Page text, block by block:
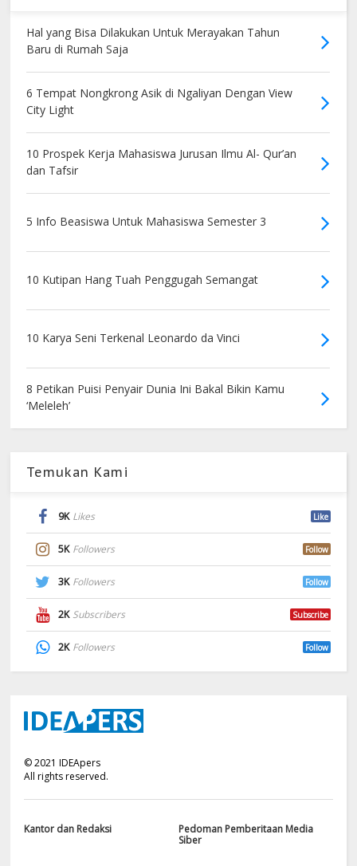
Hal yang Bisa Dilakukan Untuk Merayakan Tahun
Baru di Rumah Saja
6 Tempat Nongkrong Asik di Ngaliyan Dengan View
City Light
10 Prospek Kerja Mahasiswa Jurusan Ilmu Al- Qur’an
dan Tafsir
5 Info Beasiswa Untuk Mahasiswa Semester 3
10 Kutipan Hang Tuah Penggugah Semangat
10 Karya Seni Terkenal Leonardo da Vinci
8 Petikan Puisi Penyair Dunia Ini Bakal Bikin Kamu
‘Meleleh’
Temukan Kami
9K Likes Like
5K Followers Follow
3K Followers Follow
2K Subscribers Subscribe
2K Followers Follow
©2021 IDEApers
All rights reserved.
Kantor dan Redaksi
Pedoman Pemberitaan Media
Siber